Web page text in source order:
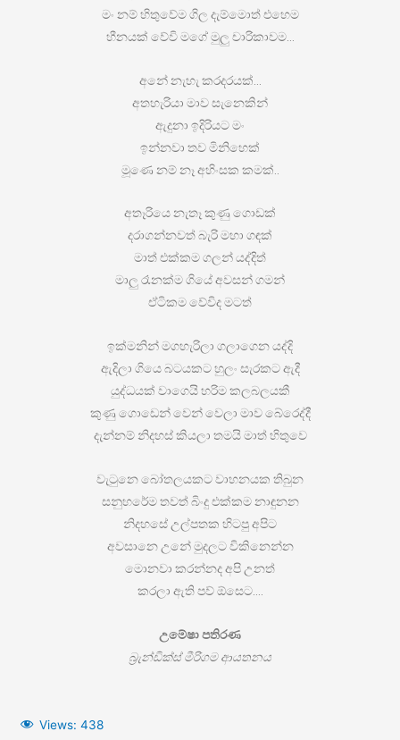
මං නම් හිතුවේම ගිල දැම්මොත් එහෙම
හීනයක් වේවි මගේ මුලු චාරිකාවම…
අනේ නැහැ කරදරයක්…
අතහැරියා මාව සැනෙකින්
ඇදුනා ඉදිරියට මං
ඉන්නවා තව මිනිහෙක්
මූණෙ නම් නෑ අහිංසක කමක්..
අතෑරියෙ නැතෑ කුණු ගොඩක්
දරාගන්නවත් බැරි මහා ගඳක්
මාත් එක්කම ගලන් යද්දිත්
මාලු රෑනක්ම ගියේ අවසන් ගමන්
ඒටිකම වේවිද මටත්
ඉක්මනින් මගහැරිලා ගලාගෙන යද්දි
ඇදිලා ගියෙ බටයකට හුලං සැරකට ඇදී
යුද්ධයක් වාගෙයි හරිම කලබලයකී
කුණු ගොඩෙන් වෙන් වෙලා මාව බේරෙද්දී
දැන්නම් නිදහස් කියලා තමයි මාත් හිතුවෙ
වැටුනෙ බෝතලයකට වාහනයක තිබුන
සනුහරේම තවත් බිංදු එක්කම නාඳුනන
නිදහසේ උල්පතක හිටපු අපිට
අවසානෙ උනේ මුදලට විකිනෙන්න
මොනවා කරන්නද අපි උනත්
කරලා ඇති පව් ඕසෙට….
උමේෂා පතිරණ
බ්‍රැන්ඩික්ස් මීරිගම ආයතනය
Views: 438